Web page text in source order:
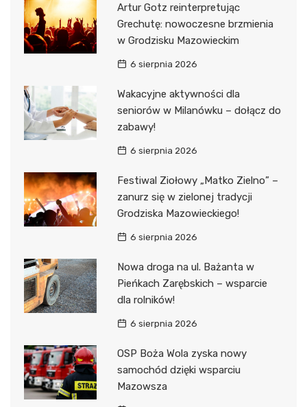
Artur Gotz reinterpretując
Grechutę: nowoczesne brzmienia
w Grodzisku Mazowieckim
6 sierpnia 2026
Wakacyjne aktywności dla
seniorów w Milanówku – dołącz do
zabawy!
6 sierpnia 2026
Festiwal Ziołowy „Matko Zielno” –
zanurz się w zielonej tradycji
Grodziska Mazowieckiego!
6 sierpnia 2026
Nowa droga na ul. Bażanta w
Pieńkach Zarębskich – wsparcie
dla rolników!
6 sierpnia 2026
OSP Boża Wola zyska nowy
samochód dzięki wsparciu
Mazowsza